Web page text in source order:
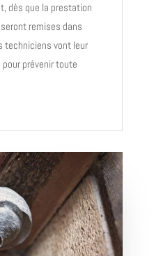
dès que la prestation
remises dans
techniciens vont leur
prévenir toute